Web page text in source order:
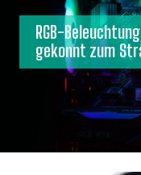
RGB-
gekonnt zum